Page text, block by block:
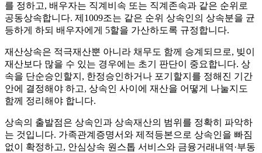
를 정하고, 배우자는 직계비속 또는 직계존속과 같은 순위로
공동상속합니다. 제1009조는 같은 순위 상속인의 상속분을 균
등하게 하되 배우자에게 5할을 가산하도록 규정합니다.
재산상속은 적극재산뿐 아니라 채무도 함께 승계되므로, 빚이
재산보다 많을 수 있는 경우에는 초기 판단이 중요합니다. 상
속을 단순승인할지, 한정승인하거나 포기할지를 정해진 기간
안에 결정해야 하고, 상속인 사이에 재산을 어떻게 나눌지도
함께 정리해야 합니다.
상속의 출발점은 상속인과 상속재산의 범위를 정확히 파악하
는 것입니다. 가족관계증명서와 제적등본으로 상속인을 빠짐
없이 확정하고, 안심상속 원스톱 서비스와 금융거래내역·부동